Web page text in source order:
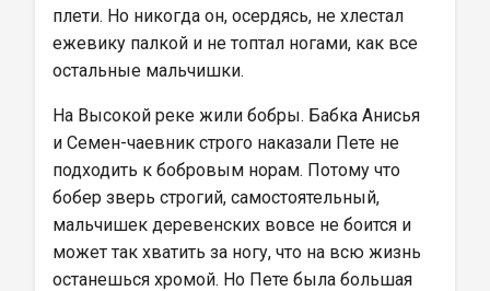
плети. Но никогда он, осердясь, не хлестал
ежевику палкой и не топтал ногами, как все
остальные мальчишки.
На Высокой реке жили бобры. Бабка Анисья
и Семен-чаевник строго наказали Пете не
подходить к бобровым норам. Потому что
бобер зверь строгий, самостоятельный,
мальчишек деревенских вовсе не боится и
может так хватить за ногу, что на всю жизнь
останешься хромой. Но Пете была большая